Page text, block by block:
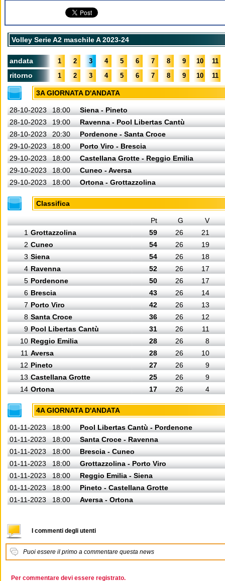
Volley Serie A2 maschile A 2023-24
andata 1 2 3 4 5 6 7 8 9 10 11
ritorno 1 2 3 4 5 6 7 8 9 10 11
3A GIORNATA D'ANDATA
28-10-2023 18:00
Siena - Pineto
28-10-2023
19:00
Ravenna - Pool Libertas Cantù
28-10-2023
20:30
Pordenone - Santa Croce
29-10-2023
18:00
Porto Viro - Brescia
29-10-2023
18:00
Castellana Grotte - Reggio Emilia
29-10-2023
18:00
Cuneo - Aversa
29-10-2023
18:00 Ortona - Grottazzolina
Classifica
Pt G
V
1 Grottazzolina 59 26
21
2 Cuneo 54 26
19
3 Siena 54 26
18
4 Ravenna 52 26
17
5 Pordenone 50 26
17
6 Brescia 43 26
14
7 Porto Viro 42 26
13
8 Santa Croce 36 26
12
9 Pool Libertas Cantù 31 26
11
10 Reggio Emilia 28 26
8
11 Aversa 28 26
10
12 Pineto 27 26
9
13 Castellana Grotte 25 26
9
14 Ortona 17 26 4
4A GIORNATA D'ANDATA
01-11-2023 18:00
Pool Libertas Cantù - Pordenone
01-11-2023
18:00
Santa Croce - Ravenna
01-11-2023
18:00
Brescia - Cuneo
01-11-2023
18:00
Grottazzolina - Porto Viro
01-11-2023
18:00
Reggio Emilia - Siena
01-11-2023
18:00
Pineto - Castellana Grotte
01-11-2023
18:00 Aversa - Ortona
I commenti degli utenti
Puoi essere il primo a commentare questa news
Per commentare devi essere registrato.